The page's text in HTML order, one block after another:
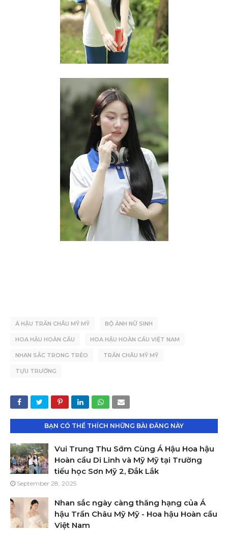
Á HẬU TRẦN CHÂU MỸ MỸ BỘ ẢNH NỮ SINH
HOA HẬU HOÀN CẦU HOA HẬU HOÀN CẦU VIỆT NAM
NHAN SẮC TRONG TRẺO TRẦN CHÂU MỸ MỸ
TỰU TRƯỜNG
BẠN CÓ THỂ THÍCH NHỮNG BÀI ĐĂNG NÀY
Vui Trung Thu Sớm Cùng Á Hậu Hoa hậu
Hoàn cầu Di Linh và Mỹ Mỹ tại Trường
tiểu học Sơn Mỹ 2, Đắk Lắk
September 28, 2025
Nhan sắc ngày càng thăng hạng của Á
hậu Trần Châu Mỹ Mỹ - Hoa hậu Hoàn cầu
Việt Nam